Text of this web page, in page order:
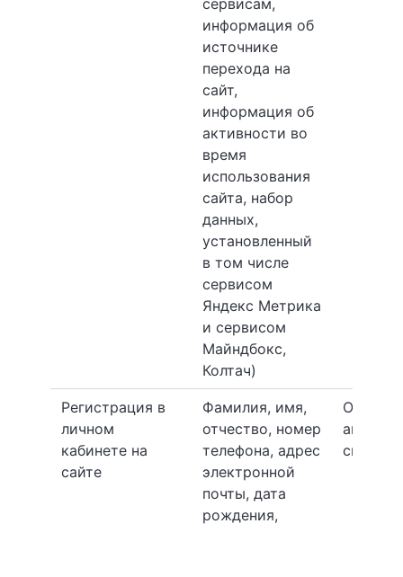
сервисам,
информация об
источнике
перехода на
сайт,
информация об
активности во
время
использования
сайта, набор
данных,
установленный
в том числе
сервисом
Яндекс Метрика
и сервисом
Майндбокс,
Колтач)
Регистрация в
личном
кабинете на
сайте
Фамилия, имя,
отчество, номер
телефона, адрес
электронной
почты, дата
рождения,